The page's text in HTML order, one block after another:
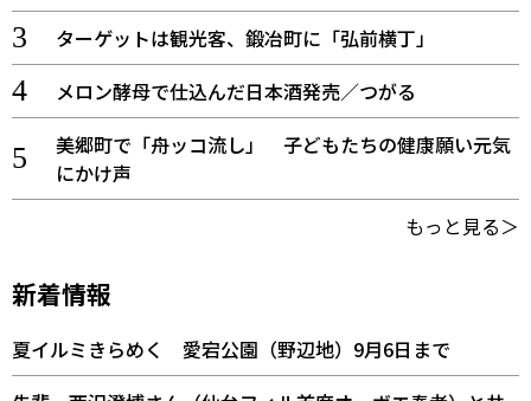
ターゲットは観光客、鍛冶町に「弘前横丁」
メロン酵母で仕込んだ日本酒発売／つがる
美郷町で「舟ッコ流し」 子どもたちの健康願い元気
にかけ声
もっと見る＞
新着情報
夏イルミきらめく 愛宕公園（野辺地）9月6日まで